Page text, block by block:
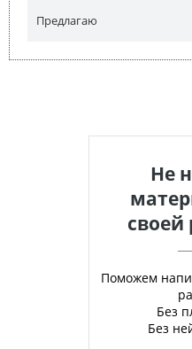
Предлагаю
Не
своей
Поможем
Без
Без